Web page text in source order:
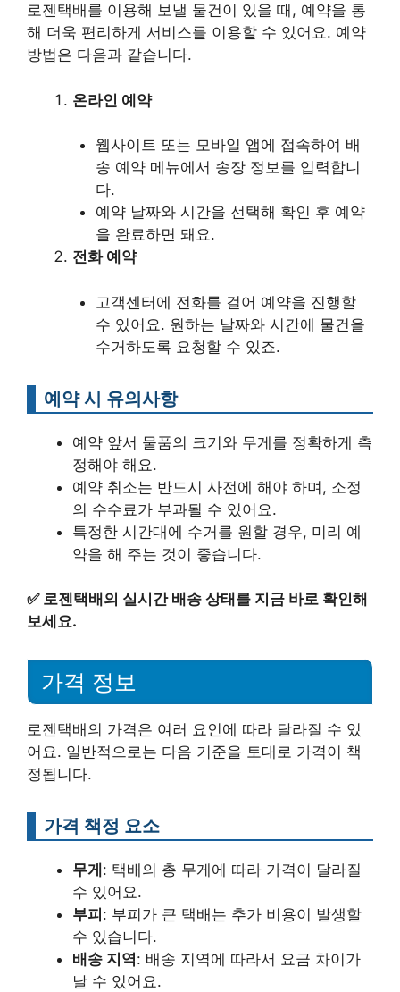
로젠택배를 이용해 보낼 물건이 있을 때, 예약을 통
해 더욱 편리하게 서비스를 이용할 수 있어요. 예약
방법은 다음과 같습니다.
온라인 예약
웹사이트 또는 모바일 앱에 접속하여 배
송 예약 메뉴에서 송장 정보를 입력합니
다.
예약 날짜와 시간을 선택해 확인 후 예약
을 완료하면 돼요.
전화 예약
고객센터에 전화를 걸어 예약을 진행할
수 있어요. 원하는 날짜와 시간에 물건을
수거하도록 요청할 수 있죠.
예약 시 유의사항
예약 앞서 물품의 크기와 무게를 정확하게 측
정해야 해요.
예약 취소는 반드시 사전에 해야 하며, 소정
의 수수료가 부과될 수 있어요.
특정한 시간대에 수거를 원할 경우, 미리 예
약을 해 주는 것이 좋습니다.
✅ 로젠택배의 실시간 배송 상태를 지금 바로 확인해
보세요.
가격 정보
로젠택배의 가격은 여러 요인에 따라 달라질 수 있
어요. 일반적으로는 다음 기준을 토대로 가격이 책
정됩니다.
가격 책정 요소
무게 : 택배의 총 무게에 따라 가격이 달라질
수 있어요.
부피 : 부피가 큰 택배는 추가 비용이 발생할
수 있습니다.
배송 지역: 배송 지역에 따라서 요금 차이가
날 수 있어요.